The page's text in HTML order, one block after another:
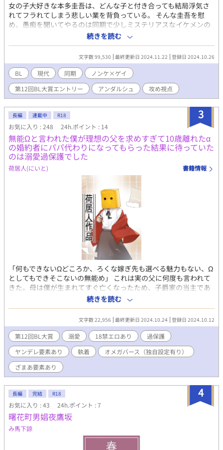
女の子大好きな本多圭吾は、どんな子と付き合っても結局浮気さ
れてフラれてしまう悲しい業を背負っている。 そんな圭吾を慰
め、愚痴を聞いてやるのは同期で少しミステリアスなイケメンの
東条貴臣だった。 いつものように彼女にフラれた圭吾は貴臣の家
でマンガを読んでいたのだが… Rシーンは＊印をつけてます。 BL
大賞エントリーしてます。良ければ応援お願いします！
続きを読む
文字数 99,530 最終更新日 2024.11.22 登録日 2024.10.26
BL 現代 同期
ノンケ×ゲイ
第12回BL大賞エントリー
アンダルシュ 攻め視点
3
長編 連載中 R18
お気に入り : 248 24h.ポイント : 14
無能Ωと言われた僕が理想の父を求めすぎて10歳離れたα
の婚約者にパパ代わりになってもらった結果に待っていた
のは溺愛過保護でした
荷居人(にいと) 書籍情報
「何もできないΩどころか、ろくな嫁ぎ先も選べる魅力もない、Ω
としてもできそこないの無能め」 これは実の父に何度も言われて
きた。母は僕が生まれてすぐ亡くなったため、子爵家の当主であ
る父に逆らえる人はいないし、第二性別として才能溢れる所謂上
位層のα(アルファ)と違い、発情期で周りを困らせるばかりか、中
間層とも言われる所謂一般人のβ(ベータ)にも及ばない才能なしと
して差別対象になりやすいΩ。 これが女の子だったなら寧ろ妊娠
のしやすい理想の嫁として、後継ぎを望む貴族に歓迎されるだろ
う。でも男である僕はただαやβの女性と変わらない確率で、違い
と言えば男でありながら妊娠できると言うだけでメリットはな
い。 とはいえ、僕に関しては女の子であってもだめだったかもし
れない。何故なら僕の発情期は、僕自身ただ体が多少熱っぽくな
いう普通ではないΩなのだから。そのおかげで周りとの関わりを
遮断させるきっかけとなり、社交界からは逃げられ、老いを早め
るデメリットのある抑制剤入らずで、長生きができそうではある
けれど。 まあ僕は結局のところ抑制剤の効かない体質らしいか
ら、迷惑にしかならない無能Ωとしてより人との関わりを断たれ
て、父に暴言暴力を振るわれる毎日。もはや何のために生きてる
続きを読む
文字数 22,956 最終更新日 2024.10.24 登録日 2024.10.12
第12回BL大賞 溺愛 18禁エロあり
過保護
ヤンデレ要素あり
執着
オメガバース（独自設定有り）
ざまあ要素あり
4
長編 完結 R18
お気に入り : 43 24h.ポイント : 7
曙花町男娼夜鷹坂
み馬下諒